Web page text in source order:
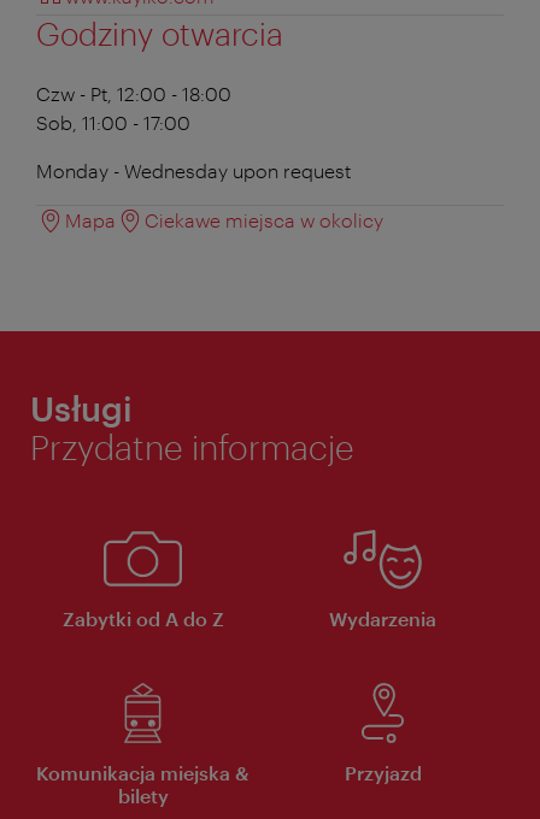
Godziny otwarcia
Czw - Pt, 12:00 - 18:00
Sob, 11:00 - 17:00
Monday - Wednesday upon request
Mapa Ciekawe miejsca w okolicy
Usługi
Przydatne informacje
Zabytki od A do Z Wydarzenia
Komunikacja miejska &
bilety
Przyjazd